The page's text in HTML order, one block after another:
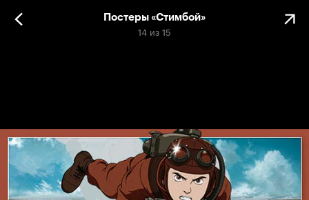
Постеры «Стимбой»
14 из 15